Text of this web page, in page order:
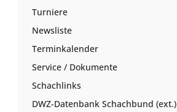
Turniere
Newsliste
Terminkalender
Service / Dokumente
Schachlinks
DWZ-Datenbank Schachbund (ext.)